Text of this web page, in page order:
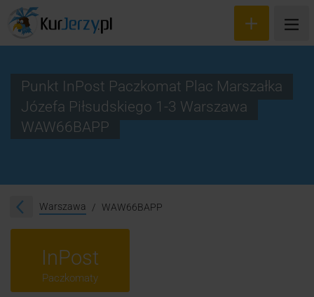
Wyceń przesyłkę
Śledzenie przesyłki
Blog
Punkt InPost Paczkomat Plac Marszałka
Józefa Piłsudskiego 1-3 Warszawa
WAW66BAPP
Warszawa WAW66BAPP
InPost
Paczkomaty